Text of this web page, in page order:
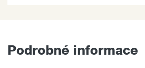
Podrobné informace